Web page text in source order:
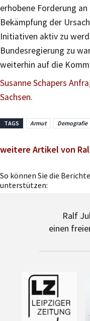
erhobene Forderung
Bekämpfung der
Initiativen aktiv zu
Bundesregierung zu
weiterhin auf die
Susanne Schapers
Sachsen.
TAGS Armut Demografie
weitere Artikel von
So können Sie die
unterstützen:
Ralf
einen